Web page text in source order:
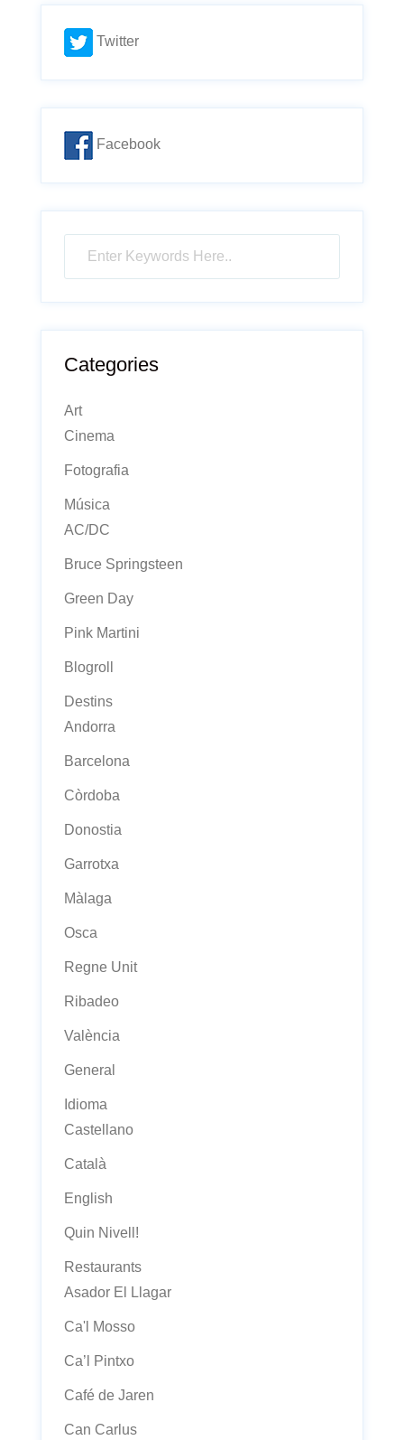
Twitter
Facebook
Categories
Art
Cinema
Fotografia
Música
AC/DC
Bruce Springsteen
Green Day
Pink Martini
Blogroll
Destins
Andorra
Barcelona
Còrdoba
Donostia
Garrotxa
Màlaga
Osca
Regne Unit
Ribadeo
València
General
Idioma
Castellano
Català
English
Quin Nivell!
Restaurants
Asador El Llagar
Ca'l Mosso
Ca’l Pintxo
Café de Jaren
Can Carlus